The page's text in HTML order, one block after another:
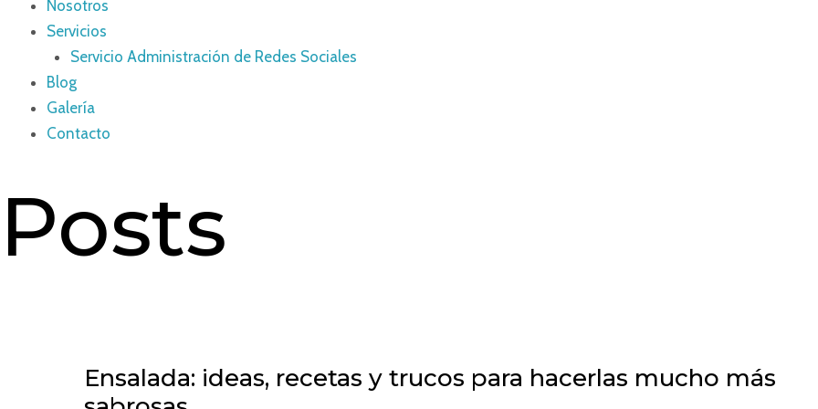
Nosotros
Servicios
Servicio Administración de Redes Sociales
Blog
Galería
Contacto
Posts
Ensalada: ideas, recetas y trucos para hacerlas mucho más